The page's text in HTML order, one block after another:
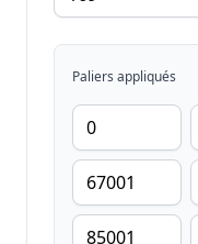
Paliers appliqués